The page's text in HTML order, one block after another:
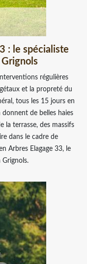
: le spécialiste
Grignols
régulières
et la propreté du
tous les 15 jours en
de belles haies
la terrasse, des massifs
dans le cadre de
Arbres Elagage 33, le
Grignols.